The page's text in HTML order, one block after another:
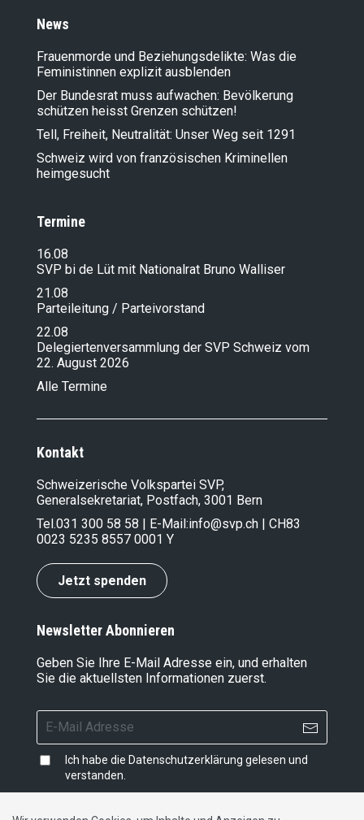
News
Frauenmorde und Beziehungsdelikte: Was die
Feministinnen explizit ausblenden
Der Bundesrat muss aufwachen: Bevölkerung
schützen heisst Grenzen schützen!
Tell, Freiheit, Neutralität: Unser Weg seit 1291
Schweiz wird von französischen Kriminellen
heimgesucht
Termine
16.08
SVP bi de Lüt mit Nationalrat Bruno Walliser
21.08
Parteileitung / Parteivorstand
22.08
Delegiertenversammlung der SVP Schweiz vom
22. August 2026
Alle Termine
Kontakt
Schweizerische Volkspartei SVP,
Generalsekretariat, Postfach, 3001 Bern
Tel.031 300 58 58 | E-Mail:info@svp.ch | CH83
0023 5235 8557 0001 Y
Jetzt spenden
Newsletter Abonnieren
Geben Sie Ihre E-Mail Adresse ein, und erhalten
Sie die aktuellsten Informationen zuerst.
Ich habe die Datenschutzerklärung gelesen und
verstanden.